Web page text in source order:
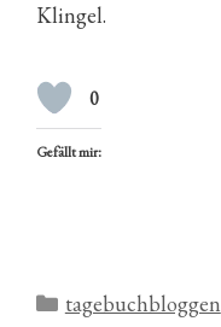
Klingel.
0
Gefällt mir:
Kategorien
tagebuchbloggen